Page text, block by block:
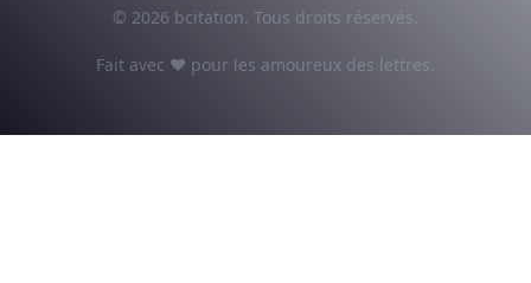
© 2026 bcitation. Tous droits réservés.
Fait avec ♥ pour les amoureux des lettres.